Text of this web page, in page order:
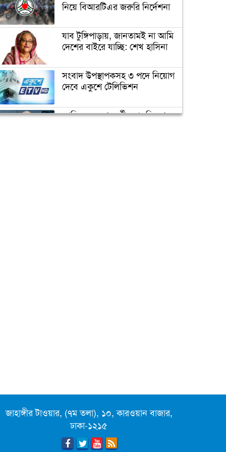
ফিশারিজ রিসার্চ ইনস্টিটিউট
মাধ্যমিকে পড়তে হবে অংক
বিজ্ঞানসহ মৌলিক বিষয়
গুচ্ছ পদ্ধতিতে ভর্তি পরীক্ষা হবে
নিয়ে বিআরটিএর জরুরি নির্দেশনা
যাব টুঙ্গিপাড়ায়, জানতামই না আমি
দেশের বাইরে যাচ্ছি: শেখ হাসিনা
সংবাদ উপস্থাপকসহ ৩ পদে নিয়োগ
দেবে একুশে টেলিভিশন
জাতিসংঘের পরবর্তী মহাসচিব পদে
এনবিআরের সবাই প্রস্তুত, রাজস্ব
পে-স্কেল বাস্তবায়ন দুই ধাপে, ১
জুলাই থেকে মূল বেতন
জাহাঙ্গীর টাওয়ার, (৭ম তলা), ১০, কারওয়ান বাজার,
ঢাকা-১২১৫